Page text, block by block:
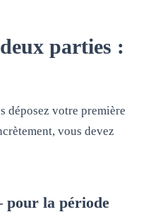
parties :
déposez votre première
vous devez
pour la période